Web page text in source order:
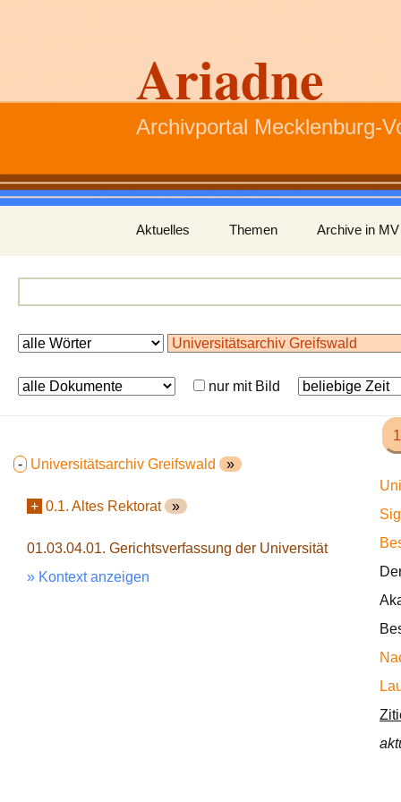
Ariadne
Archivportal Mecklenburg-
Inhalt
springen
Aktuelles Themen Archive in MV
nur mit Bild
- Universitätsarchiv Greifswald »
+ 0.1. Altes Rektorat »
01.03.04.01. Gerichtsverfassung der Universität
» Kontext anzeigen